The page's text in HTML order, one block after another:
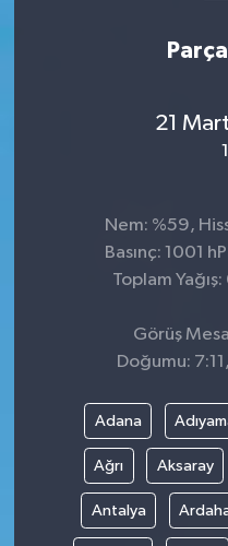
21
Nem: %59,
Basınç: 1001
Toplam
Görüş
Doğumu:
Adana
Ağrı Aksaray
Antalya